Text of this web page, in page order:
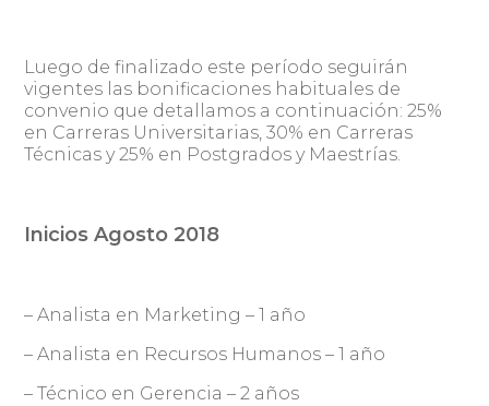
Luego de finalizado este período seguirán
vigentes las bonificaciones habituales de
convenio que detallamos a continuación: 25%
en Carreras Universitarias, 30% en Carreras
Técnicas y 25% en Postgrados y Maestrías.
Inicios Agosto 2018
– Analista en Marketing – 1 año
– Analista en Recursos Humanos – 1 año
– Técnico en Gerencia – 2 años